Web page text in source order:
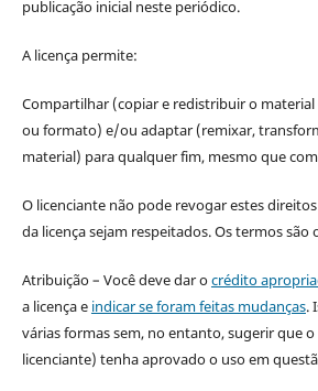
publicação inicial neste periódico.
A licença permite:
Compartilhar (copiar e redistribuir o
ou formato) e/ou adaptar (remixar,
material) para qualquer fim, mesmo que
O licenciante não pode revogar estes
da licença sejam respeitados. Os termos são
Atribuição – Você deve dar ocrédito
a licença e indicar se foram feitas mudanças.
várias formas sem, no entanto, sugerir que
licenciante) tenha aprovado o uso em